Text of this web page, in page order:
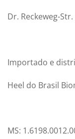
Dr. Reckeweg-
Importado e
Heel do Brasil
MS: